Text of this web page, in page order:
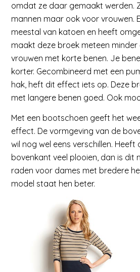
omdat ze daar gemaakt werden.
mannen maar ook voor vrouwen.
meestal van katoen en heeft
maakt deze broek meteen
vrouwen met korte benen. Je
korter. Gecombineerd met een
hak, heft dit effect iets op. Deze
met langere benen goed. Ook
Met een bootschoen geeft het
effect. De vormgeving van de
wil nog wel eens verschillen. Heeft
bovenkant veel plooien, dan is dit
raden voor dames met bredere
model staat hen beter.